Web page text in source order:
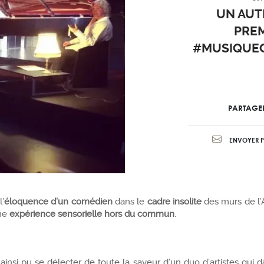
UN
ENVOYER
éloquence d’un comédiendans le cadre insolitedes murs de
expérience sensorielle hors du commun.